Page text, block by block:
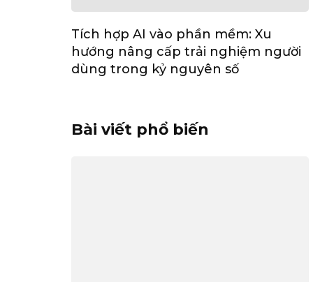
Tích hợp AI vào phần mềm: Xu
hướng nâng cấp trải nghiệm người
dùng trong kỷ nguyên số
Bài viết phổ biến